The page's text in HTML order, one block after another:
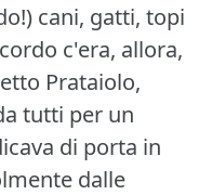
cani, gatti, topi
c'era, allora,
Prataiolo,
tutti per un
di porta in
dalle